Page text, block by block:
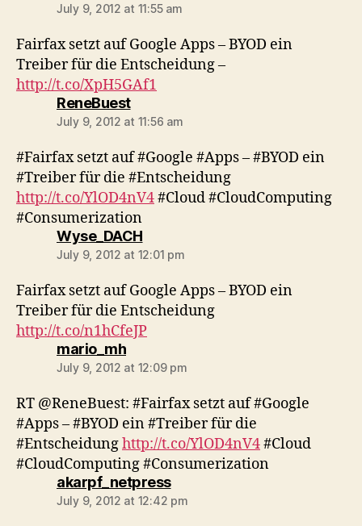
July 9, 2012 at 11:55 am
Fairfax setzt auf Google Apps – BYOD ein
Treiber für die Entscheidung –
http://t.co/XpH5GAf1
ReneBuestsays:
July 9, 2012 at 11:56 am
#Fairfax setzt auf #Google #Apps – #BYOD ein
#Treiber für die #Entscheidung
http://t.co/YlOD4nV4#Cloud #CloudComputing
#Consumerization
Wyse_DACHsays:
July 9, 2012 at 12:01 pm
Fairfax setzt auf Google Apps – BYOD ein
Treiber für die Entscheidung
http://t.co/n1hCfeJP
mario_mhsays:
July 9, 2012 at 12:09 pm
RT @ReneBuest: #Fairfax setzt auf #Google
#Apps – #BYOD ein #Treiber für die
#Entscheidunghttp://t.co/YlOD4nV4#Cloud
#CloudComputing #Consumerization
akarpf_netpresssays:
July 9, 2012 at 12:42 pm